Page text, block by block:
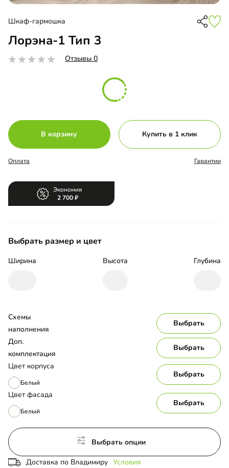
Шкаф-гармошка
Лорэна-1 Тип 3
Отзывы 0
В корзину Купить в 1 клик
Оплата Гарантии
Экономия
2 700
Выбрать размер и цвет
Ширина Высота Глубина
Цвет корпуса
Белый
Выбрать
Цвет фасада
Белый
Выбрать
Схемы
наполнения
Выбрать
Доп.
комплектация
Выбрать
Выбрать опции
Доставка по Владимиру Условия